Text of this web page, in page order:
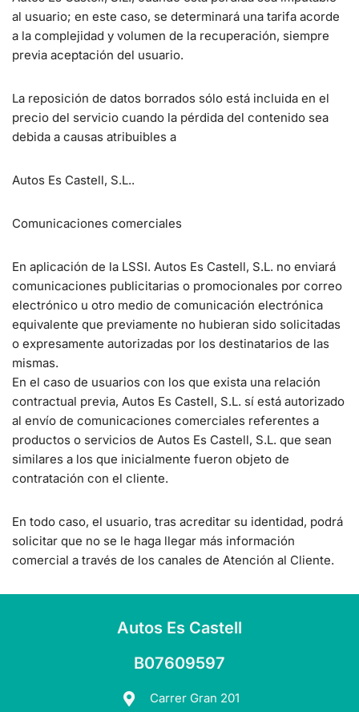
al usuario; en este caso, se determinará una tarifa acorde
a la complejidad y volumen de la recuperación, siempre
previa aceptación del usuario.
La reposición de datos borrados sólo está incluida en el
precio del servicio cuando la pérdida del contenido sea
debida a causas atribuibles a
Autos Es Castell, S.L..
Comunicaciones comerciales
En aplicación de la LSSI. Autos Es Castell, S.L. no enviará
comunicaciones publicitarias o promocionales por correo
electrónico u otro medio de comunicación electrónica
equivalente que previamente no hubieran sido solicitadas
o expresamente autorizadas por los destinatarios de las
mismas.
En el caso de usuarios con los que exista una relación
contractual previa, Autos Es Castell, S.L. sí está autorizado
al envío de comunicaciones comerciales referentes a
productos o servicios de Autos Es Castell, S.L. que sean
similares a los que inicialmente fueron objeto de
contratación con el cliente.
En todo caso, el usuario, tras acreditar su identidad, podrá
solicitar que no se le haga llegar más información
comercial a través de los canales de Atención al Cliente.
Autos Es Castell
B07609597
Carrer Gran 201